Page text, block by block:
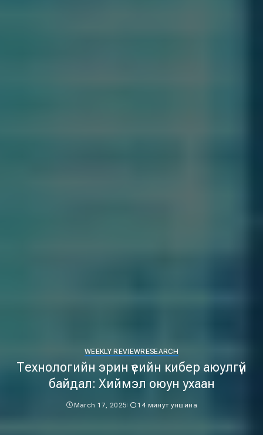
WEEKLY REVIEWRESEARCH
Технологийн эрин үеийн кибер аюулгүй
байдал: Хиймэл оюун ухаан
March 17, 2025 14 минут уншина